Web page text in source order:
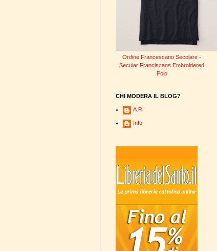
Ordine Francescano Secolare -
Secular Franciscans Embroidered
Polo
CHI MODERA IL BLOG?
A.R.
Info